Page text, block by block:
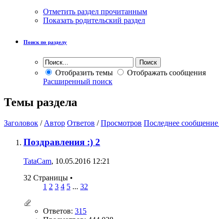
Отметить раздел прочитанным
Показать родительский раздел
Поиск по разделу
Отобразить темы
Отображать сообщения
Расширенный поиск
Темы раздела
Заголовок / Автор Ответов /Просмотров Последнее сообщение
Поздравления :) 2
TataCam, 10.05.2016 12:21
32 Страницы •
1 2 3 4 5 ... 32
Ответов: 315